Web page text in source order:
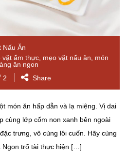
Nấu Ăn
vặt ẩm thực mẹo vặt nấu ăn
món
ăn ngon
2 Share
món ăn hấp dẫn và lạ miệng. Vị dai
cùng lớp cốm non xanh bên ngoài
trưng, vô cùng lôi cuốn. Hãy cùng
Ngon trổ tài thực hiện […]